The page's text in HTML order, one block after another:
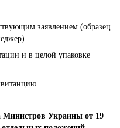
заявлением (образец
и в целой упаковке
Министров Украины от 19